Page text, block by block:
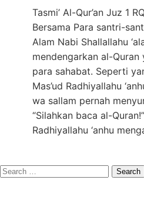
Tasmi’ Al-Qur’an Juz 1
Bersama Para santri-
Alam Nabi Shallallahu
mendengarkan al-
para sahabat. Seperti
Mas’ud Radhiyallahu
wa sallam pernah
“Silahkan baca al-
Search